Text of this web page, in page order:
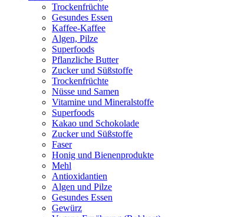
Trockenfrüchte
Gesundes Essen
Kaffee-Kaffee
Algen, Pilze
Superfoods
Pflanzliche Butter
Zucker und Süßstoffe
Trockenfrüchte
Nüsse und Samen
Vitamine und Mineralstoffe
Superfoods
Kakao und Schokolade
Zucker und Süßstoffe
Faser
Honig und Bienenprodukte
Mehl
Antioxidantien
Algen und Pilze
Gesundes Essen
Gewürz